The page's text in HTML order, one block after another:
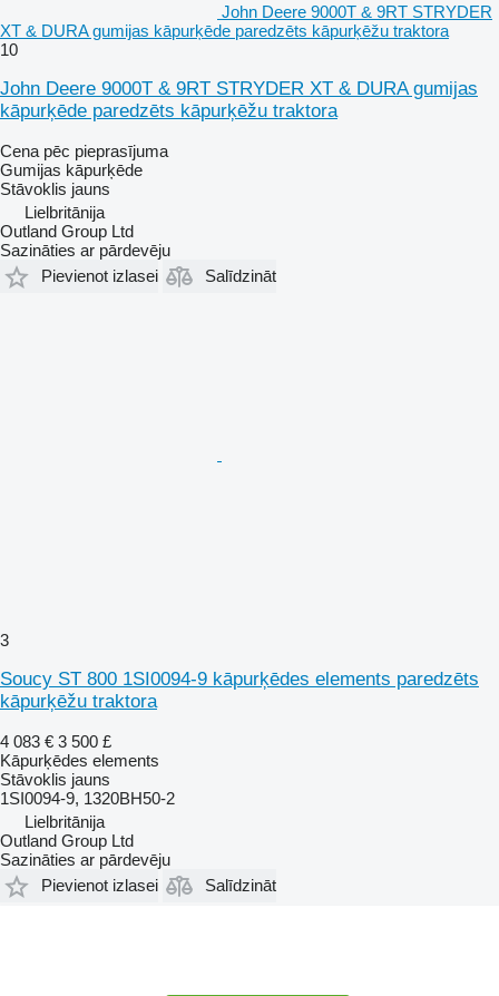
John Deere 9000T & 9RT STRYDER
XT & DURA gumijas kāpurķēde paredzēts kāpurķēžu traktora
10
John Deere 9000T & 9RT STRYDER XT & DURA gumijas
kāpurķēde paredzēts kāpurķēžu traktora
Cena pēc pieprasījuma
Gumijas kāpurķēde
Stāvoklis jauns
Lielbritānija
Outland Group Ltd
Sazināties ar pārdevēju
Pievienot izlasei
Salīdzināt
3
Soucy ST 800 1SI0094-9 kāpurķēdes elements paredzēts
kāpurķēžu traktora
4 083 € 3 500 £
Kāpurķēdes elements
Stāvoklis jauns
1SI0094-9, 1320BH50-2
Lielbritānija
Outland Group Ltd
Sazināties ar pārdevēju
Pievienot izlasei
Salīdzināt